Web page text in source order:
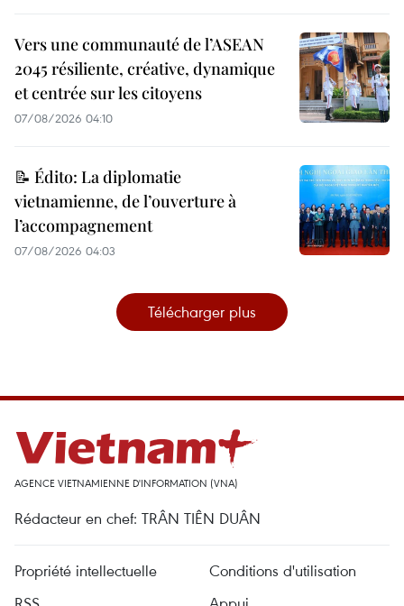
Vers une communauté de l’ASEAN
2045 résiliente, créative, dynamique
et centrée sur les citoyens
07/08/2026 04:10
📝 Édito: La diplomatie
vietnamienne, de l’ouverture à
l’accompagnement
07/08/2026 04:03
Télécharger plus
AGENCE VIETNAMIENNE D'INFORMATION (VNA)
Rédacteur en chef: TRÂN TIÊN DUÂN
Propriété intellectuelle
Conditions d'utilisation